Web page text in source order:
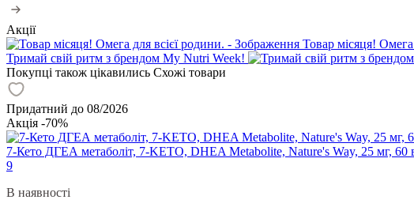
Акції
Товар місяця! Омега
Тримай свій ритм з брендом My Nutri Week!
Покупці також цікавились Схожі товари
Придатний до 08/2026
Акція -70%
7-Кето ДГЕА метаболіт, 7-KETO, DHEA Metabolite, Nature's Way, 25 мг, 60
9
В наявності